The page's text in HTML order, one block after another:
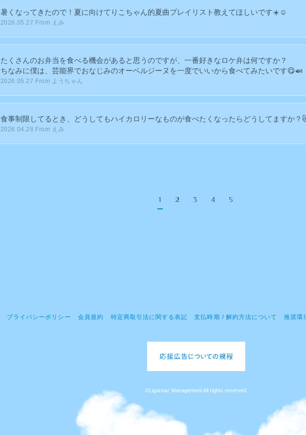
暑くなってきたので！夏に向けてりこちゃん的夏曲プレイリスト教えてほしいです☀️☺︎
2026.05.27 From えみ
たくさんのお弁当を食べる機会があると思うのですが、一番好きなロケ弁は何ですか？
ちなみに僕は、芸能界でおなじみのオーベルジーヌを一度でいいから食べてみたいです😋🍛
2026.05.27 From ようちゃん
食事制限してるとき、どうしてもハイカロリーなものが食べたくなったらどうしてますか？
2026.04.28 From えみ
1 2 3 4 5
プライバシーポリシー 会員規約 特定商取引法に関する表記 支払時期 / 解約方法について 推奨環
©Ligareaz Management All rights reserved.